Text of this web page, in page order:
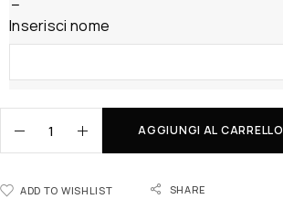
Inserisci nome
AGGIUNGI AL CARRELLO
ADD TO WISHLIST SHARE